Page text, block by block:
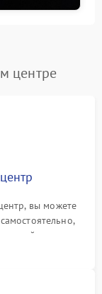
центре
вы можете
сайте